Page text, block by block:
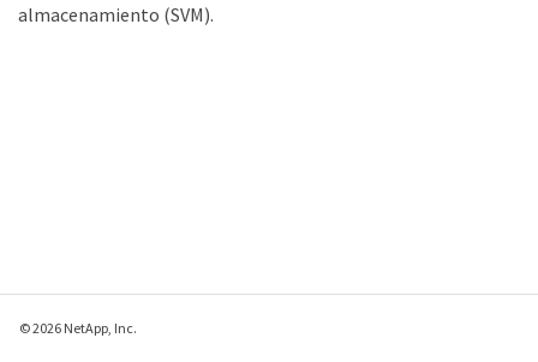
almacenamiento (SVM).
© 2026 NetApp, Inc.